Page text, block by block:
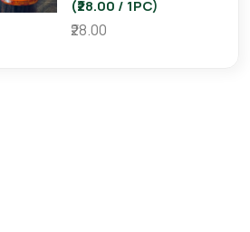
(₹28.00 / 1PC)
₹28.00